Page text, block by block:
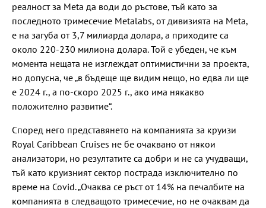
реалност за Meta да води до ръстове, тъй като за
последното тримесечие Metalabs, от дивизията на Meta,
е на загуба от 3,7 милиарда долара, а приходите са
около 220-230 милиона долара. Той е убеден, че към
момента нещата не изглеждат оптимистични за проекта,
но допусна, че „в бъдеще ще видим нещо, но едва ли ще
е 2024 г., а по-скоро 2025 г., ако има някакво
положително развитие“.
Според него представянето на компанията за круизи
Royal Caribbean Cruises не бе очаквано от някои
анализатори, но резултатите са добри и не са учудващи,
тъй като круизният сектор пострада изключително по
време на Covid. „Очаква се ръст от 14% на печалбите на
компанията в следващото тримесечие, но не очаквам да